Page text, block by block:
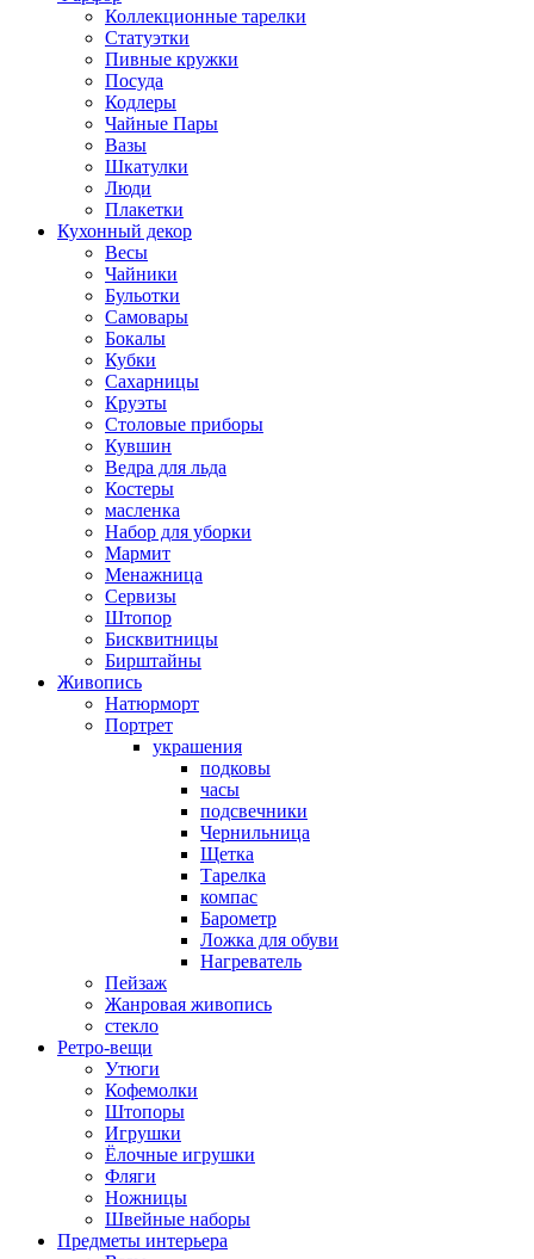
Коллекционные тарелки
Статуэтки
Пивные кружки
Посуда
Кодлеры
Чайные Пары
Вазы
Шкатулки
Люди
Плакетки
Кухонный декор
Весы
Чайники
Бульотки
Самовары
Бокалы
Кубки
Сахарницы
Круэты
Столовые приборы
Кувшин
Ведра для льда
Костеры
масленка
Набор для уборки
Мармит
Менажница
Сервизы
Штопор
Бисквитницы
Бирштайны
Живопись
Натюрморт
Портрет
украшения
подковы
часы
подсвечники
Чернильница
Щетка
Тарелка
компас
Барометр
Ложка для обуви
Нагреватель
Пейзаж
Жанровая живопись
стекло
Ретро-вещи
Утюги
Кофемолки
Штопоры
Игрушки
Ёлочные игрушки
Фляги
Ножницы
Швейные наборы
Предметы интерьера